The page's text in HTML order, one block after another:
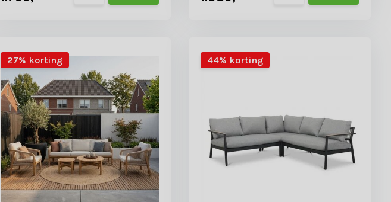
27% korting 44% korting